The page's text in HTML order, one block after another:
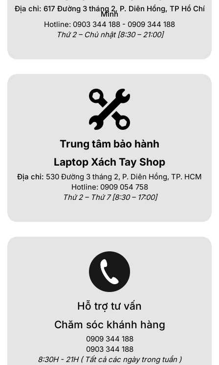
Địa chỉ: 617 Đường 3 tháng 2, P. Diên Hồng, TP Hồ Chí
Minh
Hotline: 0903 344 188 - 0909 344 188
Thứ 2 – Chủ nhật [8:30 – 21:00]
Trung tâm bảo hành
Laptop Xách Tay Shop
Địa chỉ: 530 Đường 3 tháng 2, P. Diên Hồng, TP. HCM
Hotline: 0909 054 758
Thứ 2 – Thứ 7 [8:30 – 17:00]
Hỗ trợ tư vấn
Chăm sóc khánh hàng
0909 344 188
0903 344 188
8:30H - 21H ( Tất cả các ngày trong tuần )